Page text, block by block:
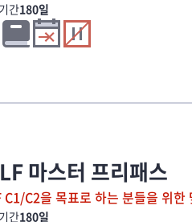
간180일
마스터 프리패스
C1/C2을 목표로 하는 분들을 위한
간180일